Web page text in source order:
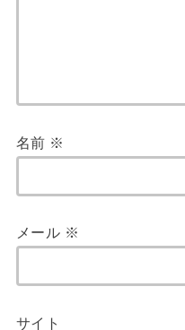
名前 ※
メール ※
サイト